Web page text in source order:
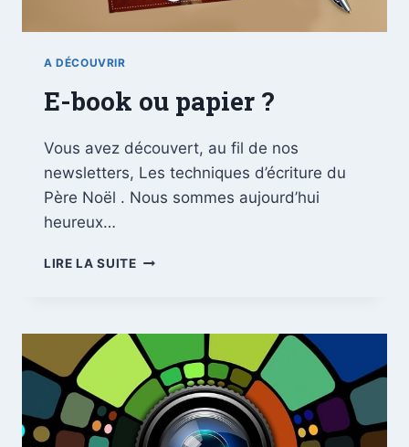
A DÉCOUVRIR
E-book ou papier ?
Vous avez découvert, au fil de nos
newsletters, Les techniques d’écriture du
Père Noël . Nous sommes aujourd’hui
heureux…
LIRE LA SUITE